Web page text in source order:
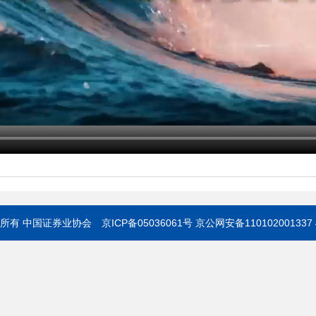
有 中国证券业协会 京ICP备05036061号京公网安备110102001337